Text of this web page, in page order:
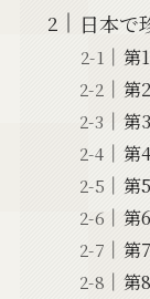
日本で
第
第
第
第
第
第
第
第